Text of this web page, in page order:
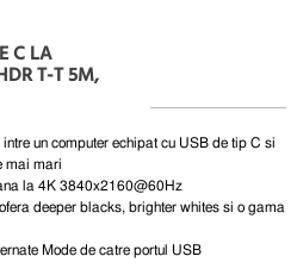
C LA
T-T 5M,
un computer echipat cu USB de tip C si
mai mari
la 4K3840x2160@60Hz
deeper blacks, brighter whites si o gama
Mode de catre portul USB